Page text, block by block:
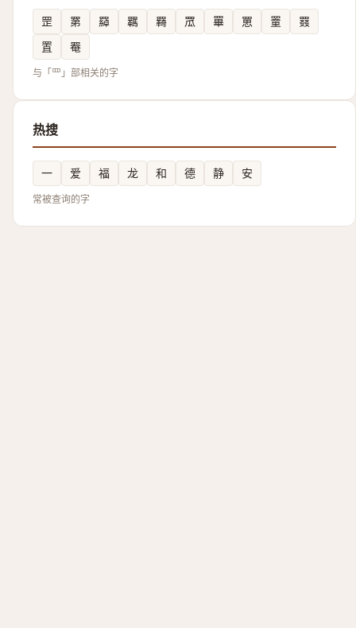
罡 罤 羄 羈 羇 罛 罼 罳 罿
罬
置
罨
与「罒」部相关的字
热搜
一 爱 福 龙 和 德 静 安
常被查询的字